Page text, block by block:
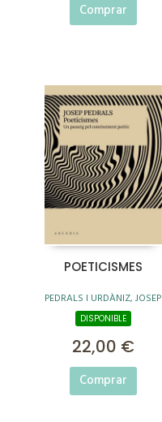
Comprar
POETICISMES
PEDRALS I URDÀNIZ, JOSEP
DISPONIBLE
22,00 €
Comprar